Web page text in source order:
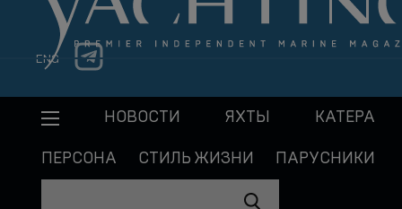
ENG
НОВОСТИ ЯХТЫ КАТЕРА
ПЕРСОНА СТИЛЬ ЖИЗНИ ПАРУСНИКИ